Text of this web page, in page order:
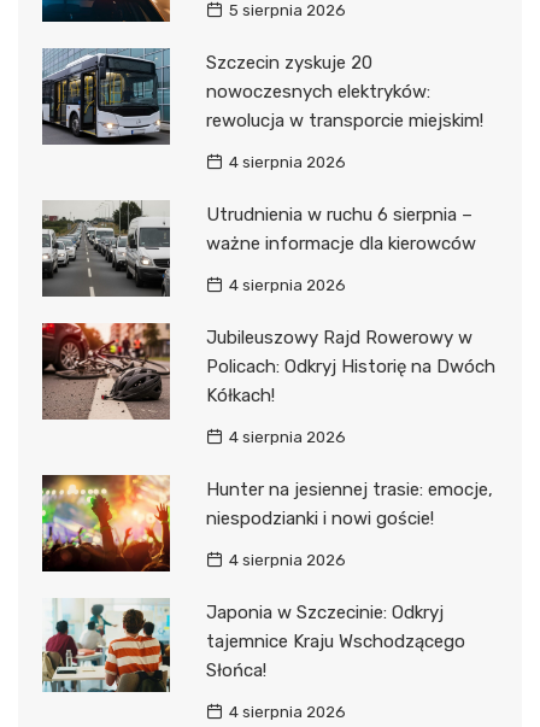
5 sierpnia 2026
Szczecin zyskuje 20
nowoczesnych elektryków:
rewolucja w transporcie miejskim!
4 sierpnia 2026
Utrudnienia w ruchu 6 sierpnia –
ważne informacje dla kierowców
4 sierpnia 2026
Jubileuszowy Rajd Rowerowy w
Policach: Odkryj Historię na Dwóch
Kółkach!
4 sierpnia 2026
Hunter na jesiennej trasie: emocje,
niespodzianki i nowi goście!
4 sierpnia 2026
Japonia w Szczecinie: Odkryj
tajemnice Kraju Wschodzącego
Słońca!
4 sierpnia 2026